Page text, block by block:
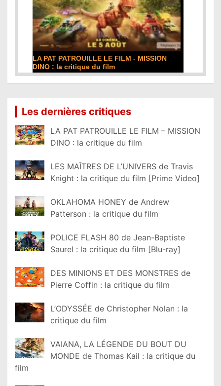
LA PAT PATROUILLE LE FILM - MISSION
DINO : la critique du film
Les dernières critiques
LA PAT PATROUILLE LE FILM – MISSION
DINO : la critique du film
LES MAÎTRES DE L’UNIVERS de Travis
Knight : la critique du film [Prime Video]
OKLAHOMA HONEY de Andrew
Patterson : la critique du film
POLICE FLASH 80 de Jean-Baptiste
Saurel : la critique du film [Blu-ray]
DES MINIONS ET DES MONSTRES de
Pierre Coffin : la critique du film
L’ODYSSÉE de Christopher Nolan : la
critique du film
VAIANA, LA LÉGENDE DU BOUT DU
MONDE de Thomas Kail : la critique du
film